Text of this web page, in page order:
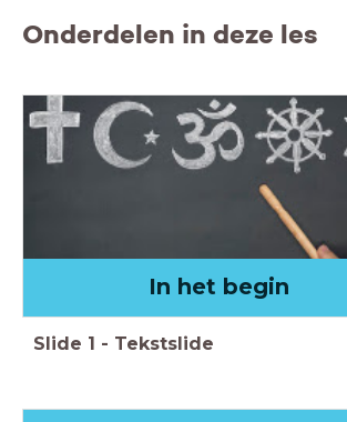
Onderdelen in deze les
In het begin
Slide 1 - Tekstslide